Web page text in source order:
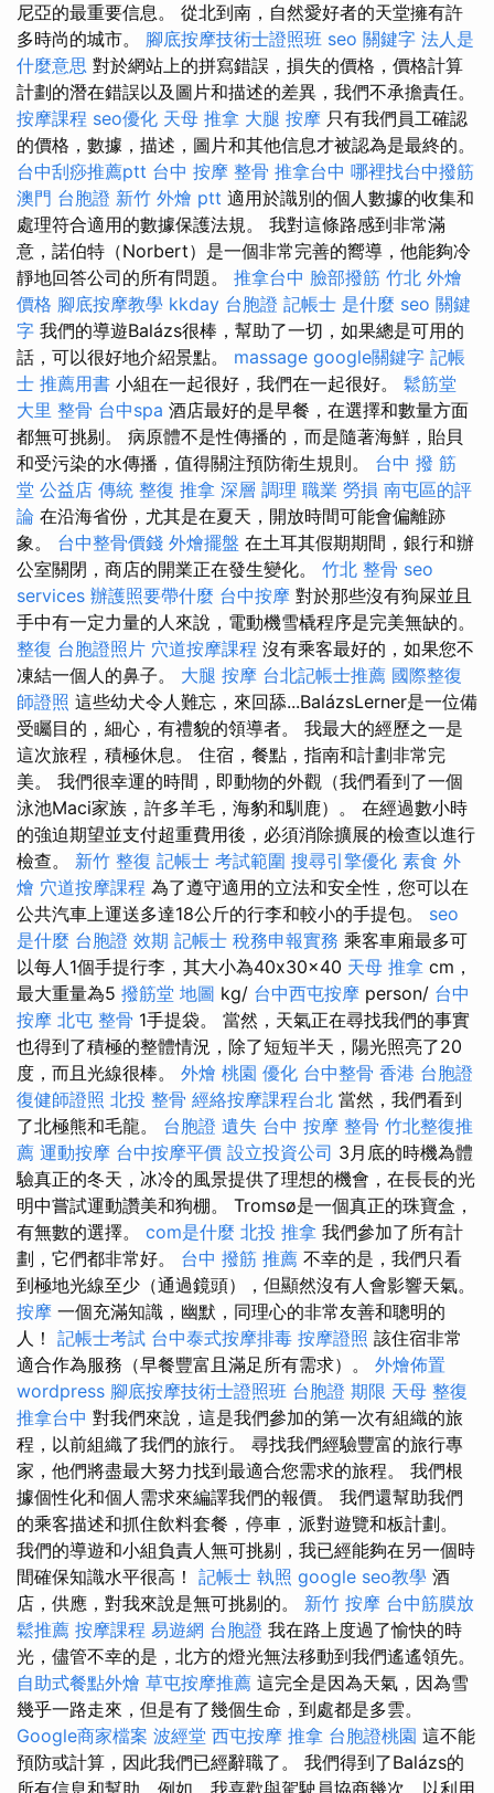
尼亞的最重要信息。 從北到南，自然愛好者的天堂擁有許
多時尚的城市。 腳底按摩技術士證照班 seo 關鍵字 法人是
什麼意思 對於網站上的拼寫錯誤，損失的價格，價格計算
計劃的潛在錯誤以及圖片和描述的差異，我們不承擔責任。
按摩課程 seo優化 天母 推拿 大腿 按摩 只有我們員工確認
的價格，數據，描述，圖片和其他信息才被認為是最終的。
台中刮痧推薦ptt 台中 按摩 整骨 推拿台中 哪裡找台中撥筋
澳門 台胞證 新竹 外燴 ptt 適用於識別的個人數據的收集和
處理符合適用的數據保護法規。 我對這條路感到非常滿
意，諾伯特（Norbert）是一個非常完善的嚮導，他能夠冷
靜地回答公司的所有問題。 推拿台中 臉部撥筋 竹北 外燴
價格 腳底按摩教學 kkday 台胞證 記帳士 是什麼 seo 關鍵
字 我們的導遊Balázs很棒，幫助了一切，如果總是可用的
話，可以很好地介紹景點。 massage google關鍵字 記帳
士 推薦用書 小組在一起很好，我們在一起很好。 鬆筋堂
大里 整骨 台中spa 酒店最好的是早餐，在選擇和數量方面
都無可挑剔。 病原體不是性傳播的，而是隨著海鮮，貽貝
和受污染的水傳播，值得關注預防衛生規則。 台中 撥 筋
堂 公益店 傳統 整復 推拿 深層 調理 職業 勞損 南屯區的評
論 在沿海省份，尤其是在夏天，開放時間可能會偏離跡
象。 台中整骨價錢 外燴擺盤 在土耳其假期期間，銀行和辦
公室關閉，商店的開業正在發生變化。 竹北 整骨 seo
services 辦護照要帶什麼 台中按摩 對於那些沒有狗屎並且
手中有一定力量的人來說，電動機雪橇程序是完美無缺的。
整復 台胞證照片 穴道按摩課程 沒有乘客最好的，如果您不
凍結一個人的鼻子。 大腿 按摩 台北記帳士推薦 國際整復
師證照 這些幼犬令人難忘，來回舔...BalázsLerner是一位備
受矚目的，細心，有禮貌的領導者。 我最大的經歷之一是
這次旅程，積極休息。 住宿，餐點，指南和計劃非常完
美。 我們很幸運的時間，即動物的外觀（我們看到了一個
泳池Maci家族，許多羊毛，海豹和馴鹿）。 在經過數小時
的強迫期望並支付超重費用後，必須消除擴展的檢查以進行
檢查。 新竹 整復 記帳士 考試範圍 搜尋引擎優化 素食 外
燴 穴道按摩課程 為了遵守適用的立法和安全性，您可以在
公共汽車上運送多達18公斤的行李和較小的手提包。 seo
是什麼 台胞證 效期 記帳士 稅務申報實務 乘客車廂最多可
以每人1個手提行李，其大小為40x30x40 天母 推拿 cm，
最大重量為5 撥筋堂 地圖 kg/ 台中西屯按摩 person/ 台中
按摩 北屯 整骨 1手提袋。 當然，天氣正在尋找我們的事實
也得到了積極的整體情況，除了短短半天，陽光照亮了20
度，而且光線很棒。 外燴 桃園 優化 台中整骨 香港 台胞證
復健師證照 北投 整骨 經絡按摩課程台北 當然，我們看到
了北極熊和毛龍。 台胞證 遺失 台中 按摩 整骨 竹北整復推
薦 運動按摩 台中按摩平價 設立投資公司 3月底的時機為體
驗真正的冬天，冰冷的風景提供了理想的機會，在長長的光
明中嘗試運動讚美和狗棚。 Tromsø是一個真正的珠寶盒，
有無數的選擇。 com是什麼 北投 推拿 我們參加了所有計
劃，它們都非常好。 台中 撥筋 推薦 不幸的是，我們只看
到極地光線至少（通過鏡頭），但顯然沒有人會影響天氣。
按摩 一個充滿知識，幽默，同理心的非常友善和聰明的
人！ 記帳士考試 台中泰式按摩排毒 按摩證照 該住宿非常
適合作為服務（早餐豐富且滿足所有需求）。 外燴佈置
wordpress 腳底按摩技術士證照班 台胞證 期限 天母 整復
推拿台中 對我們來說，這是我們參加的第一次有組織的旅
程，以前組織了我們的旅行。 尋找我們經驗豐富的旅行專
家，他們將盡最大努力找到最適合您需求的旅程。 我們根
據個性化和個人需求來編譯我們的報價。 我們還幫助我們
的乘客描述和抓住飲料套餐，停車，派對遊覽和板計劃。
我們的導遊和小組負責人無可挑剔，我已經能夠在另一個時
間確保知識水平很高！ 記帳士 執照 google seo教學 酒
店，供應，對我來說是無可挑剔的。 新竹 按摩 台中筋膜放
鬆推薦 按摩課程 易遊網 台胞證 我在路上度過了愉快的時
光，儘管不幸的是，北方的燈光無法移動到我們遙遙領先。
自助式餐點外燴 草屯按摩推薦 這完全是因為天氣，因為雪
幾乎一路走來，但是有了幾個生命，到處都是多雲。
Google商家檔案 波經堂 西屯按摩 推拿 台胞證桃園 這不能
預防或計算，因此我們已經辭職了。 我們得到了Balázs的
所有信息和幫助，例如，我喜歡與駕駛員協商幾次，以利用